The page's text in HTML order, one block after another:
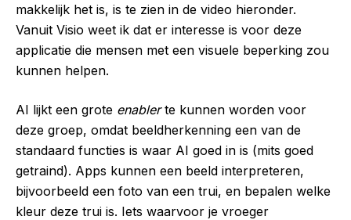
makkelijk het is, is te zien in de video hieronder.
Vanuit Visio weet ik dat er interesse is voor deze
applicatie die mensen met een visuele beperking zou
kunnen helpen.
AI lijkt een grote enablerte kunnen worden voor
deze groep, omdat beeldherkenning een van de
standaard functies is waar AI goed in is (mits goed
getraind). Apps kunnen een beeld interpreteren,
bijvoorbeeld een foto van een trui, en bepalen welke
kleur deze trui is. Iets waarvoor je vroeger